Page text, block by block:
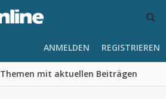
Themen mit aktuellen Beiträgen
ANMELDEN REGISTRIEREN